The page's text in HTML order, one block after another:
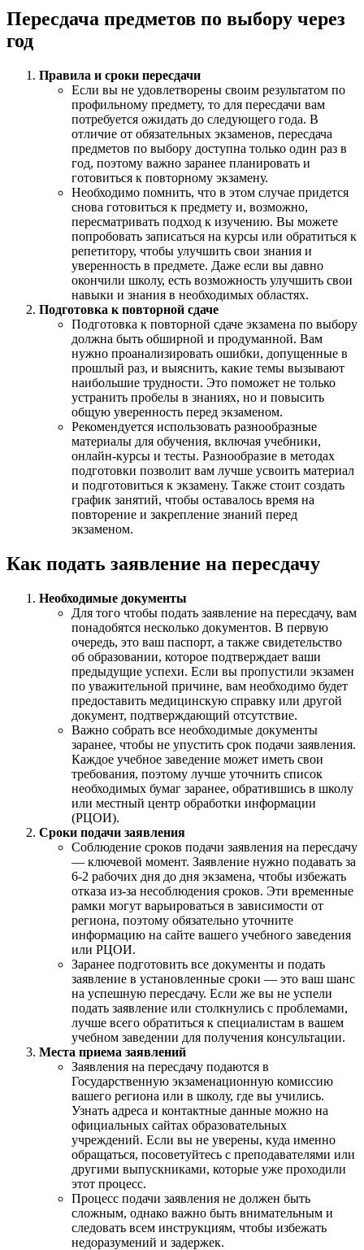
Пересдача предметов по выбору через
год
Правила и сроки пересдачи
Если вы не удовлетворены своим результатом по
профильному предмету, то для пересдачи вам
потребуется ожидать до следующего года. В
отличие от обязательных экзаменов, пересдача
предметов по выбору доступна только один раз в
год, поэтому важно заранее планировать и
готовиться к повторному экзамену.
Необходимо помнить, что в этом случае придется
снова готовиться к предмету и, возможно,
пересматривать подход к изучению. Вы можете
попробовать записаться на курсы или обратиться к
репетитору, чтобы улучшить свои знания и
уверенность в предмете. Даже если вы давно
окончили школу, есть возможность улучшить свои
навыки и знания в необходимых областях.
Подготовка к повторной сдаче
Подготовка к повторной сдаче экзамена по выбору
должна быть обширной и продуманной. Вам
нужно проанализировать ошибки, допущенные в
прошлый раз, и выяснить, какие темы вызывают
наибольшие трудности. Это поможет не только
устранить пробелы в знаниях, но и повысить
общую уверенность перед экзаменом.
Рекомендуется использовать разнообразные
материалы для обучения, включая учебники,
онлайн-курсы и тесты. Разнообразие в методах
подготовки позволит вам лучше усвоить материал
и подготовиться к экзамену. Также стоит создать
график занятий, чтобы оставалось время на
повторение и закрепление знаний перед
экзаменом.
Как подать заявление на пересдачу
Необходимые документы
Для того чтобы подать заявление на пересдачу, вам
понадобятся несколько документов. В первую
очередь, это ваш паспорт, а также свидетельство
об образовании, которое подтверждает ваши
предыдущие успехи. Если вы пропустили экзамен
по уважительной причине, вам необходимо будет
предоставить медицинскую справку или другой
документ, подтверждающий отсутствие.
Важно собрать все необходимые документы
заранее, чтобы не упустить срок подачи заявления.
Каждое учебное заведение может иметь свои
требования, поэтому лучше уточнить список
необходимых бумаг заранее, обратившись в школу
или местный центр обработки информации
(РЦОИ).
Сроки подачи заявления
Соблюдение сроков подачи заявления на пересдачу
— ключевой момент. Заявление нужно подавать за
6-2 рабочих дня до дня экзамена, чтобы избежать
отказа из-за несоблюдения сроков. Эти временные
рамки могут варьироваться в зависимости от
региона, поэтому обязательно уточните
информацию на сайте вашего учебного заведения
или РЦОИ.
Заранее подготовить все документы и подать
заявление в установленные сроки — это ваш шанс
на успешную пересдачу. Если же вы не успели
подать заявление или столкнулись с проблемами,
лучше всего обратиться к специалистам в вашем
учебном заведении для получения консультации.
Места приема заявлений
Заявления на пересдачу подаются в
Государственную экзаменационную комиссию
вашего региона или в школу, где вы учились.
Узнать адреса и контактные данные можно на
официальных сайтах образовательных
учреждений. Если вы не уверены, куда именно
обращаться, посоветуйтесь с преподавателями или
другими выпускниками, которые уже проходили
этот процесс.
Процесс подачи заявления не должен быть
сложным, однако важно быть внимательным и
следовать всем инструкциям, чтобы избежать
недоразумений и задержек.